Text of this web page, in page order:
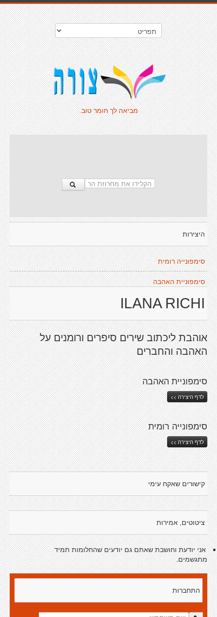
מביאה לך חומר טוב.
היצירות
סימפונייה רומית
סימפוניית האהבה
ILANA RICHI
אוהבת ליכתוב שירים סיפרים ורומנים על
האהבה והחברים
סימפוניית האהבה
לדף היצירה >>
סימפונייה רומית
לדף היצירה >>
קישורים שאקח עימי
ציטוטים, אמירות
אני יודעת וחושבת שאתם גם יודעים שהחלומות תמיד
מתגשמים.
התחברות